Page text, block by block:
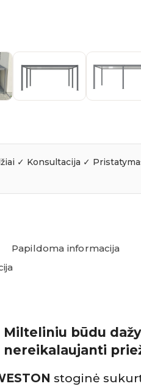
Papildoma informacija
Milteliniu būdu
nereikalaujanti
stoginė